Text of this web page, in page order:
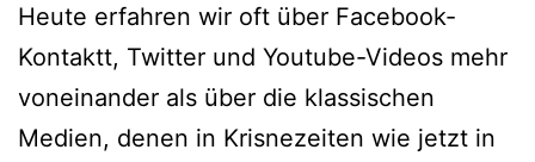
Heute erfahren wir oft über Facebook-
Kontaktt, Twitter und Youtube-Videos mehr
voneinander als über die klassischen
Medien, denen in Krisnezeiten wie jetzt in